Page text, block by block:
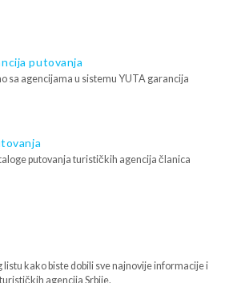
putovanja
sa agencijama u sistemu YUTA garancija
putovanja turističkih agencija članica
listu kako biste dobili sve najnovije informacije i
agencija Srbije.